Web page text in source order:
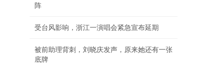
阵
受台风影响，浙江一演唱会紧急宣布延期
被前助理背刺，刘晓庆发声，原来她还有一张
底牌